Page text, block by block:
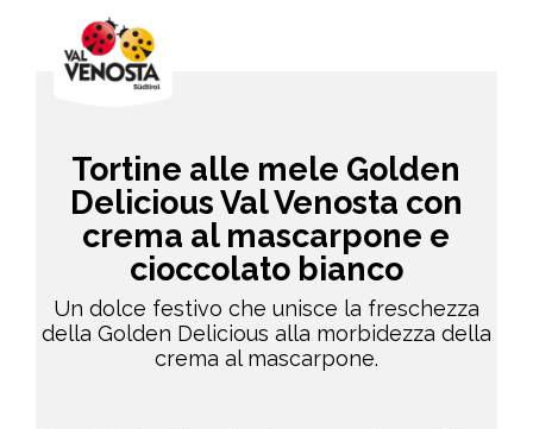
Tortine alle mele Golden
Delicious Val Venosta con
crema al mascarpone e
cioccolato bianco
Un dolce festivo che unisce la freschezza
della Golden Delicious alla morbidezza della
crema al mascarpone.